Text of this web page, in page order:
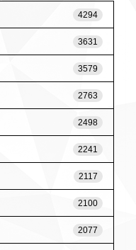
4294
3631
3579
2763
2498
2241
2117
2100
2077